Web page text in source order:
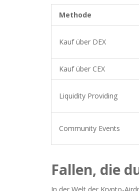
Methode
Kauf über DEX
Kauf über CEX
Liquidity Providing
Community Events
Fallen, die